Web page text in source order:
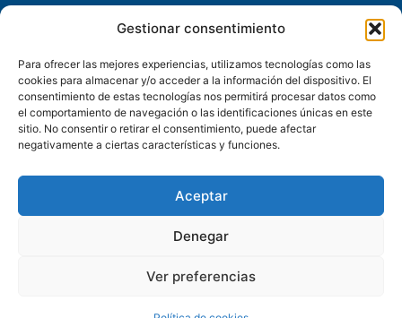
Gestionar consentimiento
Para ofrecer las mejores experiencias, utilizamos tecnologías como las
cookies para almacenar y/o acceder a la información del dispositivo. El
consentimiento de estas tecnologías nos permitirá procesar datos como
el comportamiento de navegación o las identificaciones únicas en este
sitio. No consentir o retirar el consentimiento, puede afectar
negativamente a ciertas características y funciones.
Aceptar
Denegar
Ver preferencias
C.
2, 14900
Lucena,
Córdoba
CA DE
PRIVA
POLÍTI
CA DE
COOKI